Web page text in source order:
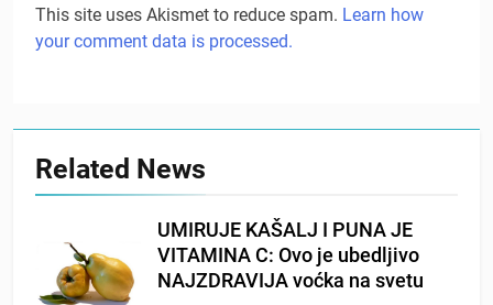
This site uses Akismet to reduce spam. Learn how
your comment data is processed.
Related News
UMIRUJE KAŠALJ I PUNA JE
VITAMINA C: Ovo je ubedljivo
NAJZDRAVIJA voćka na svetu